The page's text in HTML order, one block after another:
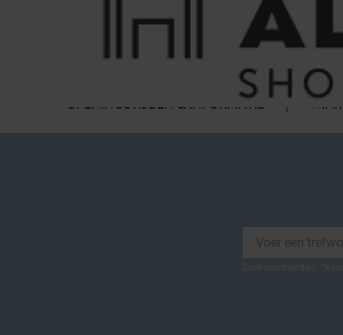
OPENINGSTIJDEN & INFORMATIE